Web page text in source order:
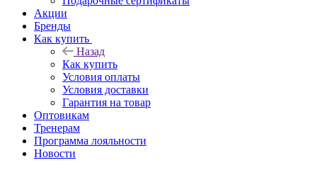
Акции
Бренды
Как купить
Назад
Как купить
Условия оплаты
Условия доставки
Гарантия на товар
Оптовикам
Тренерам
Программа лояльности
Новости